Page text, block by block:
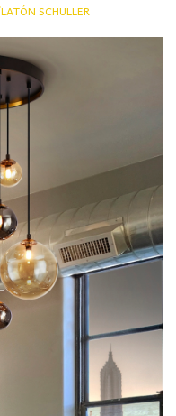
SCHULLER